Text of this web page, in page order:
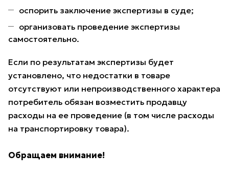
оспорить заключение экспертизы в суде;
организовать проведение экспертизы
самостоятельно.
Если по результатам экспертизы будет
установлено, что недостатки в товаре
отсутствуют или непроизводственного характера
потребитель обязан возместить продавцу
расходы на ее проведение (в том числе расходы
на транспортировку товара).
Обращаем внимание!